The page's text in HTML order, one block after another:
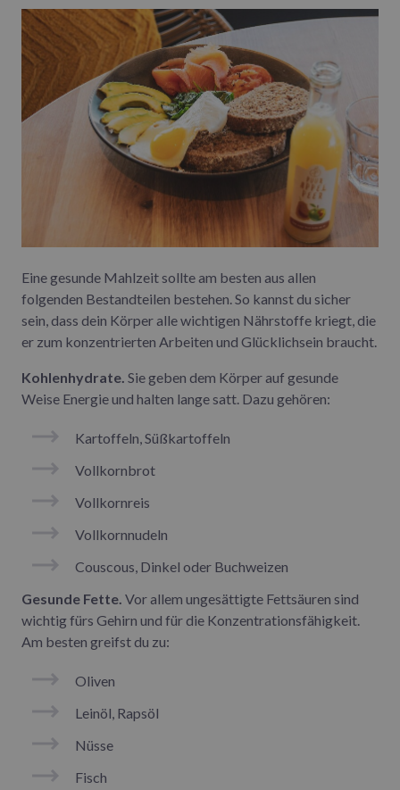
Eine gesunde Mahlzeit sollte am besten aus allen
folgenden Bestandteilen bestehen. So kannst du sicher
sein, dass dein Körper alle wichtigen Nährstoffe kriegt, die
er zum konzentrierten Arbeiten und Glücklichsein braucht.
Kohlenhydrate. Sie geben dem Körper auf gesunde
Weise Energie und halten lange satt. Dazu gehören:
Kartoffeln, Süßkartoffeln
Vollkornbrot
Vollkornreis
Vollkornnudeln
Couscous, Dinkel oder Buchweizen
Gesunde Fette. Vor allem ungesättigte Fettsäuren sind
wichtig fürs Gehirn und für die Konzentrationsfähigkeit.
Am besten greifst du zu:
Oliven
Leinöl, Rapsöl
Nüsse
Fisch